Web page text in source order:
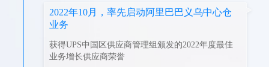
2022年10月，率先启动阿里巴巴义乌中心仓
业务
获得UPS中国区供应商管理组颁发的2022年度最佳
业务增长供应商荣誉